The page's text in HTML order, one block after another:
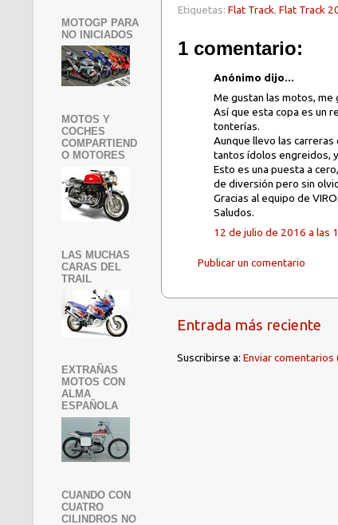
Etiquetas: Flat Track, Flat Track
1 comentario:
Anónimo dijo...
Me gustan las motos, me
Así que esta copa es un
tonterías.
Aunque llevo las carreras
tantos ídolos engreidos,
Esto es una puesta a
de diversión pero sin
Gracias al equipo de
Saludos.
12 de julio de 2016 a las
Publicar un comentario
Entrada más reciente
Suscribirse a: Enviar comentarios
MOTOGP PARA
NO INICIADOS
MOTOS Y
COCHES
COMPARTIEND
O MOTORES
LAS MUCHAS
CARAS DEL
TRAIL
EXTRAÑAS
MOTOS CON
ALMA
ESPAÑOLA
CUANDO CON
CUATRO
CILINDROS NO